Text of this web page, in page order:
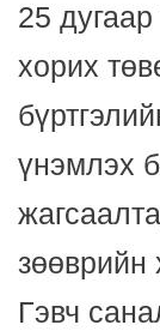
25
хорих
үнэмлэх
зөөврийн
Гэвч